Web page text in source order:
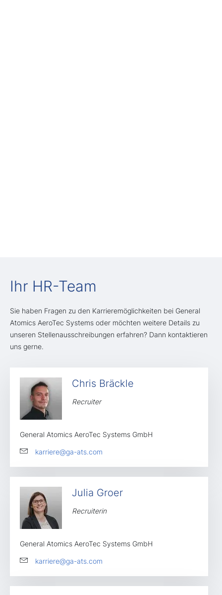
Ihr HR-Team
Sie haben Fragen zu den Karrieremöglichkeiten bei General
Atomics AeroTec Systems oder möchten weitere Details zu
unseren Stellenausschreibungen erfahren? Dann kontaktieren
uns gerne.​
Chris Bräckle
Recruiter
General Atomics AeroTec Systems GmbH
karriere@ga-ats.com
Julia Groer
Recruiterin
General Atomics AeroTec Systems GmbH
karriere@ga-ats.com